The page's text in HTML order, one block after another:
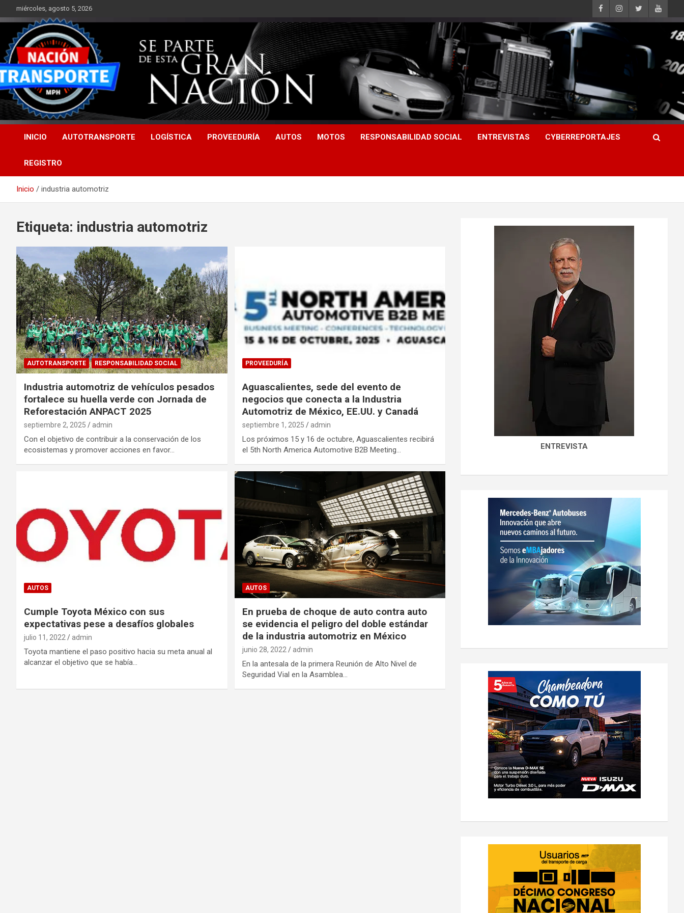
al
contenido
miércoles, agosto 5, 2026
INICIO AUTOTRANSPORTE LOGÍSTICA PROVEEDURÍA AUTOS MOTOS RESPONSABILIDAD SOCIAL ENTREVISTAS CYBERREPORTAJES
REGISTRO
Inicio industria automotriz
Etiqueta: industria automotriz
AUTOTRANSPORTE RESPONSABILIDAD SOCIAL
Industria automotriz de vehículos pesados
fortalece su huella verde con Jornada de
Reforestación ANPACT 2025
septiembre 2, 2025 admin
Con el objetivo de contribuir a la conservación de los
ecosistemas y promover acciones en favor…
PROVEEDURÍA
Aguascalientes, sede del evento de
negocios que conecta a la Industria
Automotriz de México, EE.UU. y Canadá
septiembre 1, 2025 admin
Los próximos 15 y 16 de octubre, Aguascalientes recibirá
el 5th North America Automotive B2B Meeting…
AUTOS
Cumple Toyota México con sus
expectativas pese a desafíos globales
julio 11, 2022 admin
Toyota mantiene el paso positivo hacia su meta anual al
alcanzar el objetivo que se había…
AUTOS
En prueba de choque de auto contra auto
se evidencia el peligro del doble estándar
de la industria automotriz en México
junio 28, 2022 admin
En la antesala de la primera Reunión de Alto Nivel de
Seguridad Vial en la Asamblea…
ENTREVISTA